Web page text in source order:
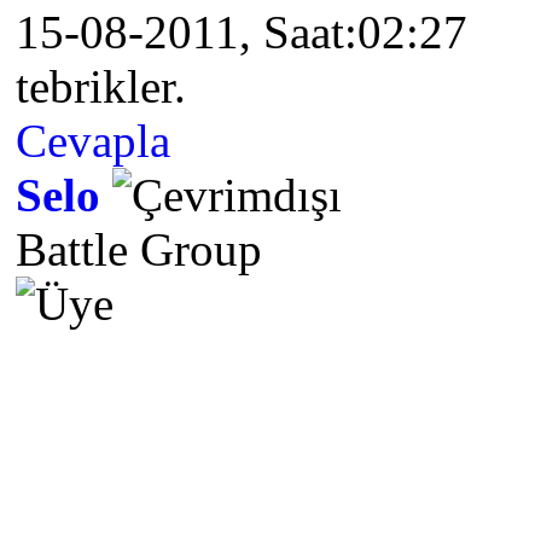
15-08-2011, Saat:02:27
tebrikler.
Cevapla
Selo
Battle Group